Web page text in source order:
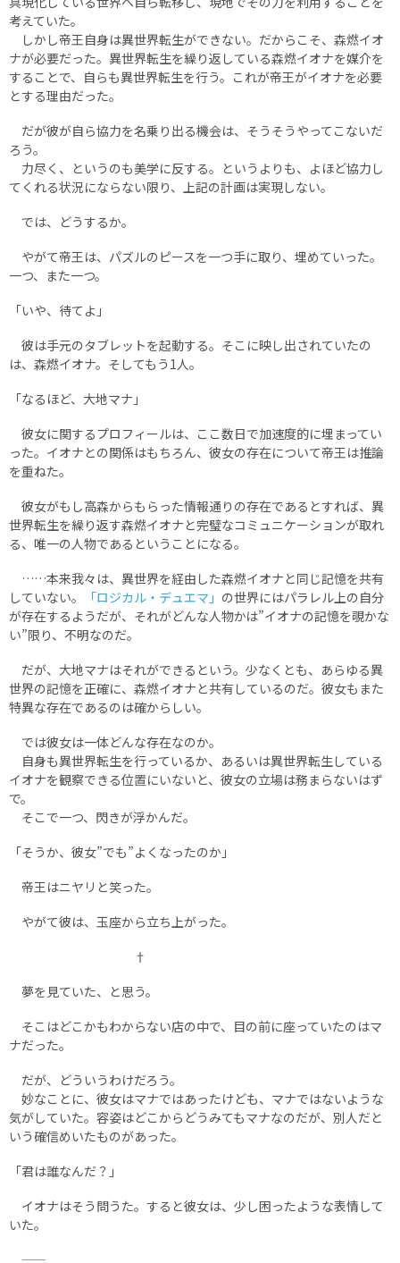
考えていた。
しかし帝王自身は異世界転生ができない。だからこそ、森燃イオ
ナが必要だった。異世界転生を繰り返している森燃イオナを媒介を
することで、自らも異世界転生を行う。これが帝王がイオナを必要
とする理由だった。
だが彼が自ら協力を名乗り出る機会は、そうそうやってこないだ
ろう。
力尽く、というのも美学に反する。というよりも、よほど協力し
てくれる状況にならない限り、上記の計画は実現しない。
では、どうするか。
やがて帝王は、パズルのピースを一つ手に取り、埋めていった。
一つ、また一つ。
「いや、待てよ」
彼は手元のタブレットを起動する。そこに映し出されていたの
は、森燃イオナ。そしてもう1人。
「なるほど、大地マナ」
彼女に関するプロフィールは、ここ数日で加速度的に埋まってい
った。イオナとの関係はもちろん、彼女の存在について帝王は推論
を重ねた。
彼女がもし高森からもらった情報通りの存在であるとすれば、異
世界転生を繰り返す森燃イオナと完璧なコミュニケーションが取れ
る、唯一の人物であるということになる。
……本来我々は、異世界を経由した森燃イオナと同じ記憶を共有
していない。
「ロジカル・デュエマ」 の世界にはパラレル上の自分
が存在するようだが、それがどんな人物かは”イオナの記憶を覗かな
い”限り、不明なのだ。
だが、大地マナはそれができるという。少なくとも、あらゆる異
世界の記憶を正確に、森燃イオナと共有しているのだ。彼女もまた
特異な存在であるのは確からしい。
では彼女は一体どんな存在なのか。
自身も異世界転生を行っているか、あるいは異世界転生している
イオナを観察できる位置にいないと、彼女の立場は務まらないはず
で。
そこで一つ、閃きが浮かんだ。
「そうか、彼女”でも”よくなったのか」
帝王はニヤリと笑った。
やがて彼は、玉座から立ち上がった。
†
夢を見ていた、と思う。
そこはどこかもわからない店の中で、目の前に座っていたのはマ
ナだった。
だが、どういうわけだろう。
妙なことに、彼女はマナではあったけども、マナではないような
気がしていた。容姿はどこからどうみてもマナなのだが、別人だと
いう確信めいたものがあった。
「君は誰なんだ？」
イオナはそう問うた。すると彼女は、少し困ったような表情して
いた。